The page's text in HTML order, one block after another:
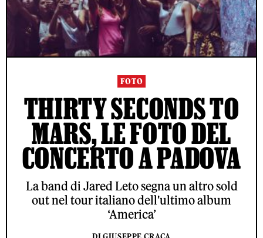
FOTO
THIRTY SECONDS TO
MARS, LE FOTO DEL
CONCERTO A PADOVA
La band di Jared Leto segna un altro sold
out nel tour italiano dell'ultimo album
‘America’